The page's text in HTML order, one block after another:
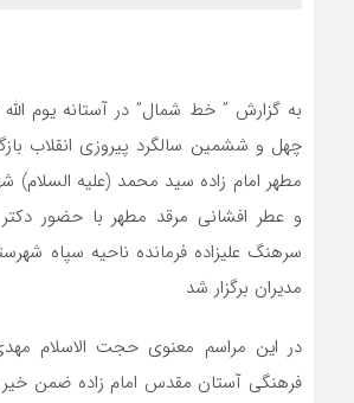
چهل و ششمین سالگرد پیروزی انقلاب
مطهر امام زاده سید محمد (علیه السلام)
و عطر افشانی مرقد مطهر با حضور دکتر
سرهنگ علیزاده فرمانده ناحیه سپاه
مدیران برگزار شد
در این مراسم معنوی حجت الاسلام
فرهنگی آستان مقدس امام زاده ضمن